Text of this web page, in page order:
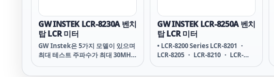
이스로 장비를 제어할 수 있습니다.
또한 이 시리즈는 그래픽 모드에서
작동할 때 USB 저장 기능도 제공합
니다. 측정된 특성 곡선과 DUT 값은
후속 분석을 위해 저장됩니다.
GW INSTEK LCR-8230A 벤치
탑 LCR 미터
GW Instek은 5가지 모델이 있으며
최대 테스트 주파수가 최대 30MHz
GW INSTEK LCR-8250A 벤치
탑 LCR 미터
• LCR-8200 Series LCR-8201 ・
LCR-8205 ・ LCR-8210 ・ LCR-